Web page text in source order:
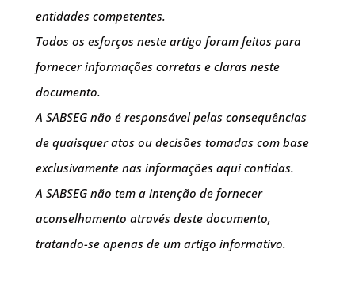
entidades competentes.
Todos os esforços neste artigo foram feitos para
fornecer informações corretas e claras neste
documento.
A SABSEG não é responsável pelas consequências
de quaisquer atos ou decisões tomadas com base
exclusivamente nas informações aqui contidas.
A SABSEG não tem a intenção de fornecer
aconselhamento através deste documento,
tratando-se apenas de um artigo informativo.